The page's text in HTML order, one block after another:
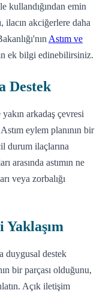
kullandığından emin
ilacın akciğerlere daha
Astım ve
ek bilgi edinebilirsiniz.
Destek
arkadaş çevresi
eylem planının bir
durum ilaçlarına
arasında astımın ne
veya zorbalığı
duygusal destek
bir parçası olduğunu,
Açık iletişim